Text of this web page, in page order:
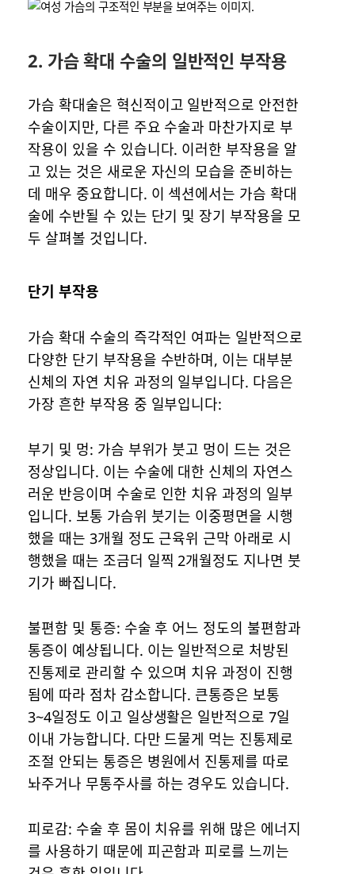
2. 가슴 확대 수술의 일반적인 부작용
가슴 확대술은 혁신적이고 일반적으로 안전한
수술이지만, 다른 주요 수술과 마찬가지로 부
작용이 있을 수 있습니다. 이러한 부작용을 알
고 있는 것은 새로운 자신의 모습을 준비하는
데 매우 중요합니다. 이 섹션에서는 가슴 확대
술에 수반될 수 있는 단기 및 장기 부작용을 모
두 살펴볼 것입니다.
단기 부작용
가슴 확대 수술의 즉각적인 여파는 일반적으로
다양한 단기 부작용을 수반하며, 이는 대부분
신체의 자연 치유 과정의 일부입니다. 다음은
가장 흔한 부작용 중 일부입니다:
부기 및 멍: 가슴 부위가 붓고 멍이 드는 것은
정상입니다. 이는 수술에 대한 신체의 자연스
러운 반응이며 수술로 인한 치유 과정의 일부
입니다. 보통 가슴위 붓기는 이중평면을 시행
했을 때는 3개월 정도 근육위 근막 아래로 시
행했을 때는 조금더 일찍 2개월정도 지나면 붓
기가 빠집니다.
불편함 및 통증: 수술 후 어느 정도의 불편함과
통증이 예상됩니다. 이는 일반적으로 처방된
진통제로 관리할 수 있으며 치유 과정이 진행
됨에 따라 점차 감소합니다. 큰통증은 보통
3~4일정도 이고 일상생활은 일반적으로 7일
이내 가능합니다. 다만 드물게 먹는 진통제로
조절 안되는 통증은 병원에서 진통제를 따로
놔주거나 무통주사를 하는 경우도 있습니다.
피로감: 수술 후 몸이 치유를 위해 많은 에너지
를 사용하기 때문에 피곤함과 피로를 느끼는